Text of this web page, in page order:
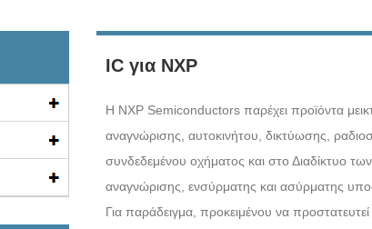
IC για NXP
Η NXP Semiconductors παρέχει προϊόντα
αναγνώρισης, αυτοκινήτου, δικτύωσης,
συνδεδεμένου οχήματος και στο Διαδίκτυο
αναγνώρισης, ενσύρματης και ασύρματης
Για παράδειγμα, προκειμένου να